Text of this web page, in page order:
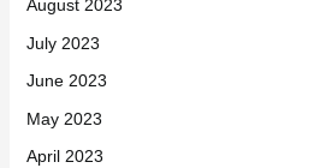
August 2023
July 2023
June 2023
May 2023
April 2023